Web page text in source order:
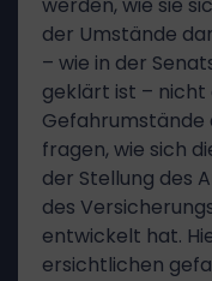
der Umstände
– wie in der
geklärt ist – nicht
Gefahrumstände
fragen, wie sich
der Stellung des
des
entwickelt hat.
ersichtlichen